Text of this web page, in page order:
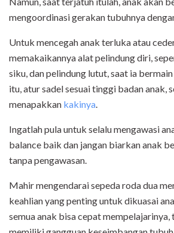
mengoordinasi gerakan tubuhnya
Untuk mencegah anak terluka atau
memakaikannya alat pelindung diri,
siku, dan pelindung lutut, saat ia
itu, atur sadel sesuai tinggi badan anak,
menapakkan kakinya.
Ingatlah pula untuk selalu mengawasi
balance baik dan jangan biarkan anak
tanpa pengawasan.
Mahir mengendarai sepeda roda dua
keahlian yang penting untuk dikuasai
semua anak bisa cepat